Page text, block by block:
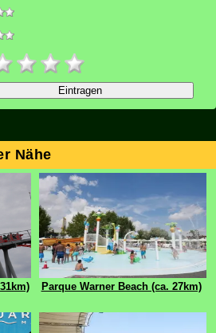
Nähe
Parque Warner Beach (ca. 27km)